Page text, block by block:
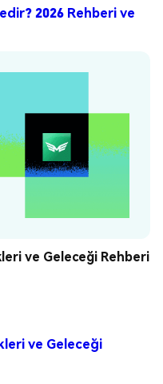
2026 Rehberi ve
ve Geleceği Rehberi
ve Geleceği